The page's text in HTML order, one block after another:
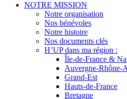
NOTRE MISSION
Notre organisation
Nos bénévoles
Notre histoire
Nos documents clés
H’UP dans ma région :
Île-de-France &
Auvergne-Rhône-
Grand-Est
Hauts-de-France
Bretagne